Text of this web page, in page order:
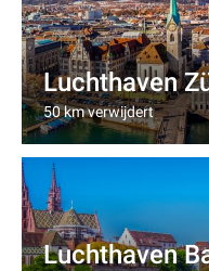
Luchthaven
50 km verwijdert
Luchthaven